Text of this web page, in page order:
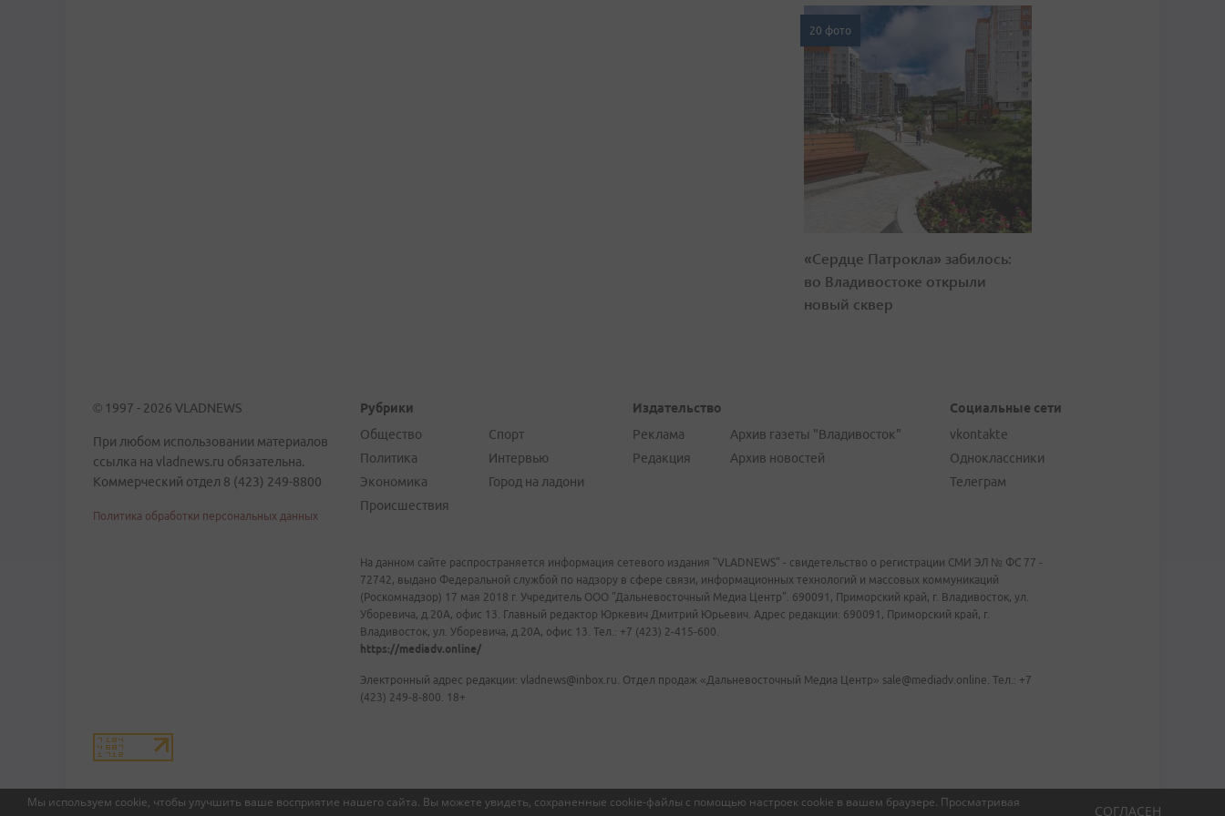
Мы используем cookie, чтобы улучшить ваше восприятие нашего сайта. Вы можете увидеть, сохраненные cookie-файлы с помощью настроек cookie в вашем браузере. Просматривая
СОГЛАСЕН
20 фото
«Сердце Патрокла» забилось:
во Владивостоке открыли
новый сквер
© 1997 - 2026 VLADNEWS
При любом использовании материалов
ссылка на vladnews.ru обязательна.
Коммерческий отдел 8 (423) 249-8800
Политика обработки персональных данных
Рубрики
Общество
Политика
Экономика
Происшествия
Спорт
Интервью
Город на ладони
Издательство
Реклама
Редакция
Архив газеты "Владивосток"
Архив новостей
Социальные сети
vkontakte
Одноклассники
Телеграм
На данном сайте распространяется информация сетевого издания "VLADNEWS" - свидетельство о регистрации СМИ ЭЛ № ФС 77 -
72742, выдано Федеральной службой по надзору в сфере связи, информационных технологий и массовых коммуникаций
(Роскомнадзор) 17 мая 2018 г. Учредитель ООО "Дальневосточный Медиа Центр". 690091, Приморский край, г. Владивосток, ул.
Уборевича, д.20А, офис 13. Главный редактор Юркевич Дмитрий Юрьевич. Адрес редакции: 690091, Приморский край, г.
Владивосток, ул. Уборевича, д.20А, офис 13. Тел.: +7 (423) 2-415-600.
https://mediadv.online/
Электронный адрес редакции: vladnews@inbox.ru. Отдел продаж «Дальневосточный Медиа Центр» sale@mediadv.online. Тел.: +7
(423) 249-8-800. 18+